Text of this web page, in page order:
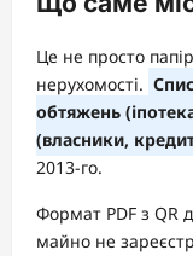
Це не просто
нерухомості.
обтяжень
(власники,
2013-го.
Формат PDF з QR
майно не